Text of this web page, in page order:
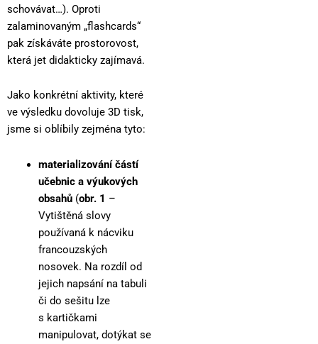
schovávat…). Oproti
zalaminovaným „flashcards“
pak získáváte prostorovost,
která jet didakticky zajímavá.
Jako konkrétní aktivity, které
ve výsledku dovoluje 3D tisk,
jsme si oblíbily zejména tyto:
materializování částí
učebnic a výukových
obsahů(obr. 1 –
Vytištěná slovy
používaná k nácviku
francouzských
nosovek. Na rozdíl od
jejich napsání na tabuli
či do sešitu lze
s kartičkami
manipulovat, dotýkat se